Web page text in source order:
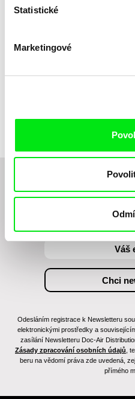
Statistické
Marketingové
Emami, Diana
Chcete být pravidelně
Odesláním registrace k Newsletteru
elektronickými prostředky a
zasílání Newsletteru Doc-Air
Zásady zpracování osobních údajů ,
beru na vědomí práva zde uvedená,
přímého